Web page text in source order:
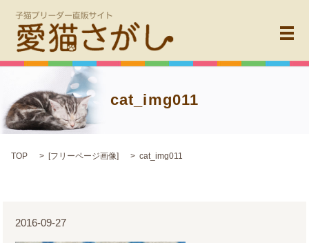
メ
cat_img011
TOP [フリーページ画像] cat_img011
2016-09-27